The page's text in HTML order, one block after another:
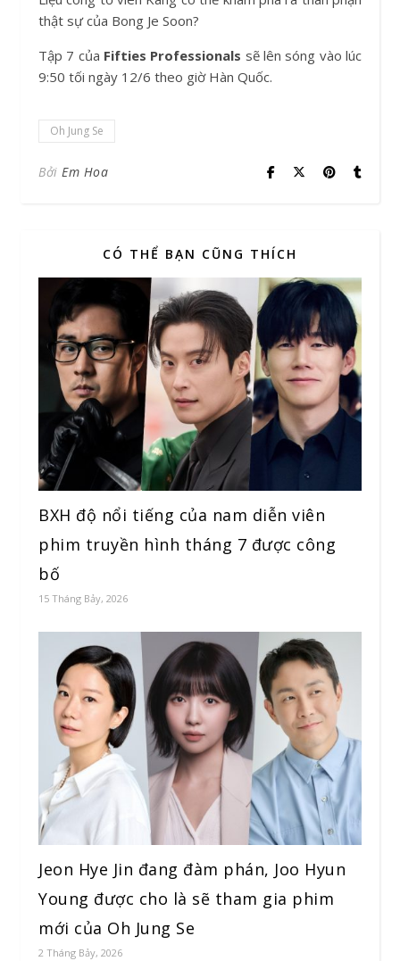
thật sự của Bong Je Soon?
Tập 7 của Fifties Professionals sẽ lên sóng vào lúc
9:50 tối ngày 12/6 theo giờ Hàn Quốc.
Oh Jung Se
Bởi Em Hoa
CÓ THỂ BẠN CŨNG THÍCH
BXH độ nổi tiếng của nam diễn viên
phim truyền hình tháng 7 được công
bố
15 Tháng Bảy, 2026
Jeon Hye Jin đang đàm phán, Joo Hyun
Young được cho là sẽ tham gia phim
mới của Oh Jung Se
2 Tháng Bảy, 2026